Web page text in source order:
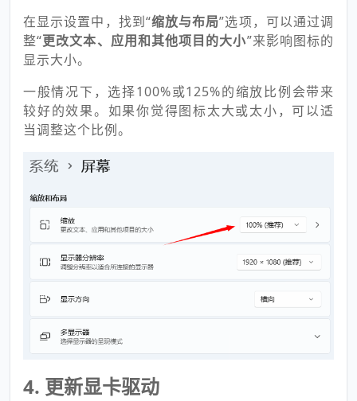
在显示设置中，找到“缩放与布局”选项，可以通过调
整“更改文本、应用和其他项目的大小”来影响图标的
显示大小。
一般情况下，选择100%或125%的缩放比例会带来
较好的效果。如果你觉得图标太大或太小，可以适
当调整这个比例。
4. 更新显卡驱动